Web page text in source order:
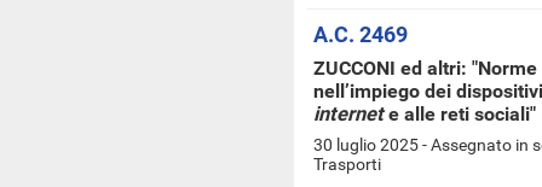
A.C. 2469
ZUCCONI ed altri:
nell’impiego dei
internete alle reti sociali"
30 luglio 2025 - Assegnato in
Trasporti